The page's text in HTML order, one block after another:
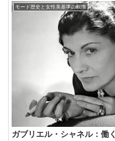
モード歴史と女性美基準の転換
ガブリエル・シャネル：働